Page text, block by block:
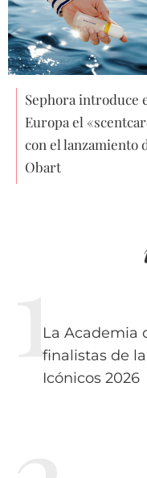
Sephora introduce
Europa el
con el lanzamiento
Obart
La Academia
finalistas de
Icónicos 2026